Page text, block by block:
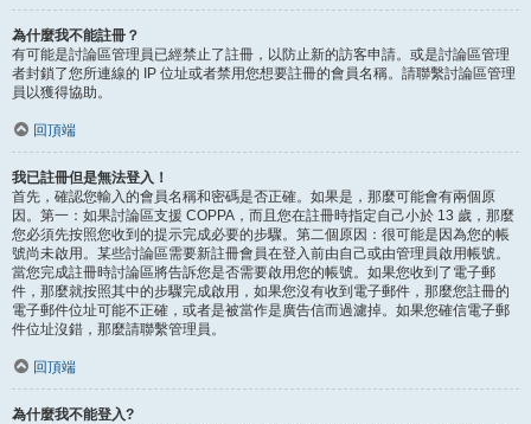
為什麼我不能註冊？
有可能是討論區管理員已經禁止了註冊，以防止新的訪客申請。或是討論區管理
者封鎖了您所連線的 IP 位址或者禁用您想要註冊的會員名稱。請聯繫討論區管理
員以獲得協助。
回頂端
我已註冊但是無法登入！
首先，確認您輸入的會員名稱和密碼是否正確。如果是，那麼可能會有兩個原
因。第一：如果討論區支援 COPPA，而且您在註冊時指定自己小於 13 歲，那麼
您必須先按照您收到的提示完成必要的步驟。第二個原因：很可能是因為您的帳
號尚未啟用。某些討論區需要新註冊會員在登入前由自己或由管理員啟用帳號。
當您完成註冊時討論區將告訴您是否需要啟用您的帳號。如果您收到了電子郵
件，那麼就按照其中的步驟完成啟用，如果您沒有收到電子郵件，那麼您註冊的
電子郵件位址可能不正確，或者是被當作是廣告信而過濾掉。如果您確信電子郵
件位址沒錯，那麼請聯繫管理員。
回頂端
為什麼我不能登入?